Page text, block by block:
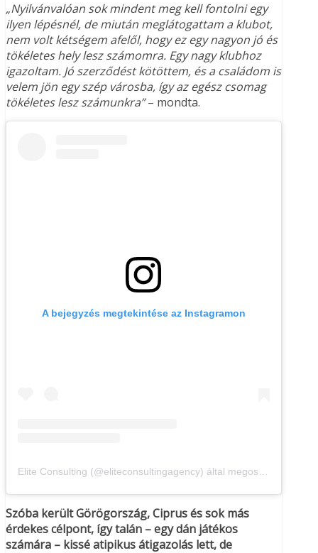
„Nyilvánvalóan sok mindent meg kell fontolni egy
ilyen lépésnél, de miután meglátogattam a klubot,
nem volt kétségem afelől, hogy ez egy nagyon jó és
tökéletes hely lesz számomra. Egy nagy klubhoz
igazoltam. Jó szerződést kötöttem, és a családom is
velem jön egy szép városba, így az egész csomag
tökéletes lesz számunkra”– mondta.
A bejegyzés megtekintése az Instagramon
Szóba került Görögország, Ciprus és sok más
érdekes célpont, így talán – egy dán játékos
számára – kissé atipikus átigazolás lett, de